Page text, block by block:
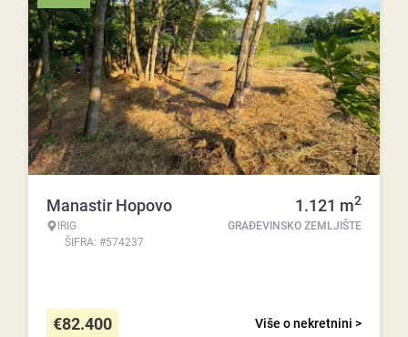
Manastir Hopovo
IRIG
ŠIFRA: #574237
1.121 m2
GRAĐEVINSKO ZEMLJIŠTE
Više o nekretnini >
€82.400